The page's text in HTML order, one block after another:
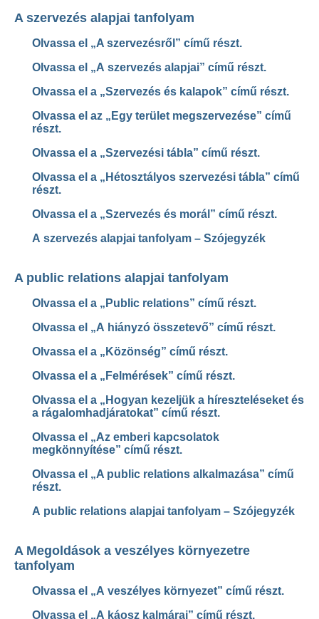
A szervezés alapjai tanfolyam
Olvassa el „A szervezésről” című részt.
Olvassa el „A szervezés alapjai” című részt.
Olvassa el a „Szervezés és kalapok” című részt.
Olvassa el az „Egy terület megszervezése” című
részt.
Olvassa el a „Szervezési tábla” című részt.
Olvassa el a „Hétosztályos szervezési tábla” című
részt.
Olvassa el a „Szervezés és morál” című részt.
A szervezés alapjai tanfolyam – Szójegyzék
A public relations alapjai tanfolyam
Olvassa el a „Public relations” című részt.
Olvassa el „A hiányzó összetevő” című részt.
Olvassa el a „Közönség” című részt.
Olvassa el a „Felmérések” című részt.
Olvassa el a „Hogyan kezeljük a híreszteléseket és
a rágalomhadjáratokat” című részt.
Olvassa el „Az emberi kapcsolatok
megkönnyítése” című részt.
Olvassa el „A public relations alkalmazása” című
részt.
A public relations alapjai tanfolyam – Szójegyzék
A Megoldások a veszélyes környezetre
tanfolyam
Olvassa el „A veszélyes környezet” című részt.
Olvassa el „A káosz kalmárai” című részt.